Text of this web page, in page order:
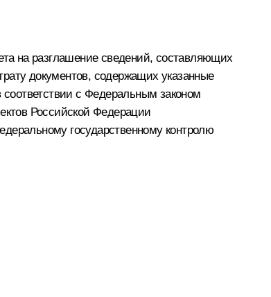
на разглашение сведений, составляющих
документов, содержащих указанные
с Федеральным законом
Российской Федерации
государственному контролю